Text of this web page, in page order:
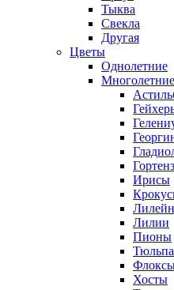
Тыква
Свекла
Другая
Цветы
Однолетние
Многолетние
Ирисы
Лилии
Пионы
Хосты